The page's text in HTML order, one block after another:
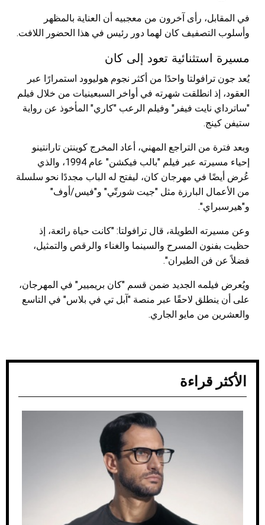
في المقابل، رأى آخرون من معجبيه أن العناية بالمظهر
وأسلوب التصفيف كان لهما دور رئيس في هذا الحضور اللافت.
مسيرة استثنائية تعود إلى كان
يُعد جون ترافولتا واحدًا من أكثر نجوم هوليوود استمرارًا عبر
العقود، إذ انطلقت شهرته في أواخر السبعينيات من خلال فيلم
"ساترداي نايت فيفر" وفيلم الرعب "كاري" المأخوذ عن رواية
ستيفن كينج.
وبعد فترة من التراجع المهني، أعاد المخرج كوينتن تارانتينو
إحياء مسيرته عبر فيلم "بالب فيكشن" عام 1994، والذي
عُرض أيضًا في مهرجان كان، ليفتح له الباب مجددًا نحو سلسلة
من الأعمال البارزة مثل "جيت شورتّي" و"فيس/أوف"
و"هيرسبراي".
وعن مسيرته الطويلة، قال ترافولتا: "كانت حياة رائعة، إذ
حظيت بفنون المسرح والسينما والغناء والرقص والتمثيل،
فضلاً عن فن الطيران".
ويُعرض فيلمه الجديد ضمن قسم "كان بريميير" في المهرجان،
على أن ينطلق لاحقًا عبر منصة "آبل تي في بلاس" في التاسع
والعشرين من مايو الجاري.
الأكثر قراءة